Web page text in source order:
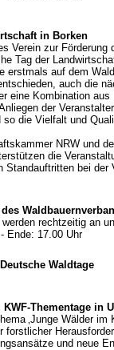
in Borken
Verein zur
Tag der
erstmals auf dem
auch die
eine Kombination
der
so die Vielfalt und
NRW und
die
Standauftritten bei der
rechtzeitig an
Ende: 17.00 Uhr
Waldtage
KWF-Thementage in
‚Junge Wälder
forstlicher
und neue